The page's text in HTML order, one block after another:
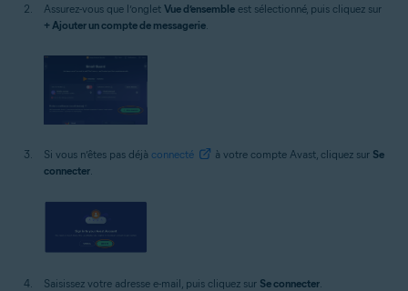
Assurez-vous que l’onglet Vue d’ensemble est sélectionné, puis cliquez sur
+ Ajouter un compte de messagerie.
Si vous n’êtes pas déjà connecté à votre compte Avast, cliquez sur Se
connecter.
Saisissez votre adresse e-mail, puis cliquez sur Se connecter